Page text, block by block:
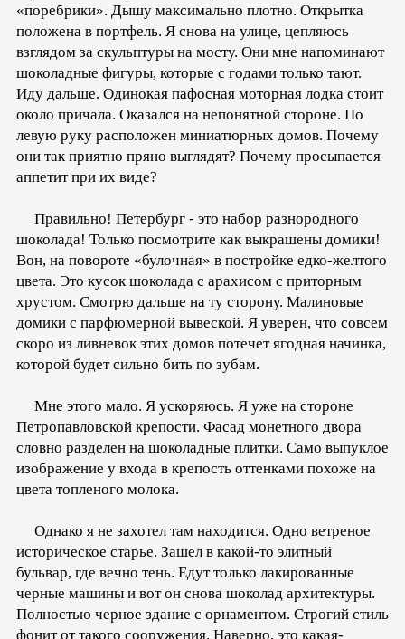
«поребрики». Дышу максимально плотно. Открытка
положена в портфель. Я снова на улице, цепляюсь
взглядом за скульптуры на мосту. Они мне напоминают
шоколадные фигуры, которые с годами только тают.
Иду дальше. Одинокая пафосная моторная лодка стоит
около причала. Оказался на непонятной стороне. По
левую руку расположен миниатюрных домов. Почему
они так приятно пряно выглядят? Почему просыпается
аппетит при их виде?
Правильно! Петербург - это набор разнородного
шоколада! Только посмотрите как выкрашены домики!
Вон, на повороте «булочная» в постройке едко-желтого
цвета. Это кусок шоколада с арахисом с приторным
хрустом. Смотрю дальше на ту сторону. Малиновые
домики с парфюмерной вывеской. Я уверен, что совсем
скоро из ливневок этих домов потечет ягодная начинка,
которой будет сильно бить по зубам.
Мне этого мало. Я ускоряюсь. Я уже на стороне
Петропавловской крепости. Фасад монетного двора
словно разделен на шоколадные плитки. Само выпуклое
изображение у входа в крепость оттенками похоже на
цвета топленого молока.
Однако я не захотел там находится. Одно ветреное
историческое старье. Зашел в какой-то элитный
бульвар, где вечно тень. Едут только лакированные
черные машины и вот он снова шоколад архитектуры.
Полностью черное здание с орнаментом. Строгий стиль
фонит от такого сооружения. Наверно, это какая-